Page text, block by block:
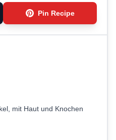
Pin Recipe
mit Haut und Knochen